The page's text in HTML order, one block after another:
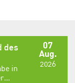
07
Aug.
2026
des
in